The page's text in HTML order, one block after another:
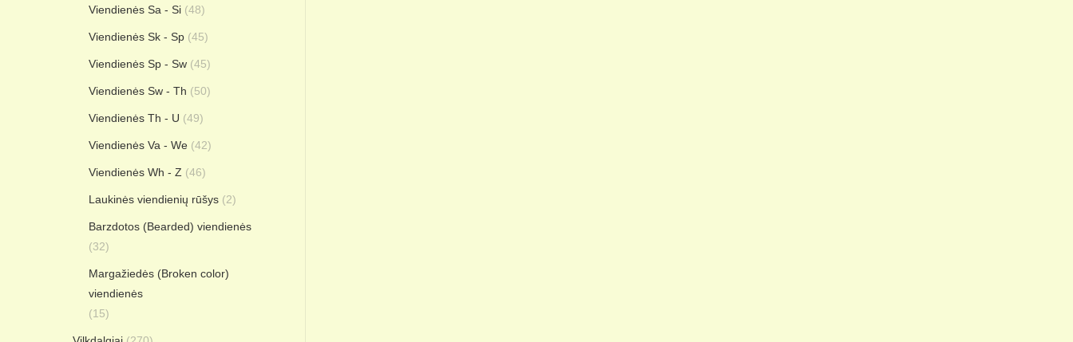
Viendienės Sa - Si (48)
Viendienės Sk - Sp (45)
Viendienės Sp - Sw (45)
Viendienės Sw - Th (50)
Viendienės Th - U (49)
Viendienės Va - We (42)
Viendienės Wh - Z (46)
Laukinės viendienių rūšys (2)
Barzdotos (Bearded) viendienės
(32)
Margažiedės (Broken color)
viendienės
(15)